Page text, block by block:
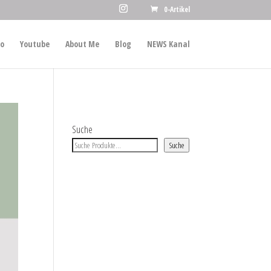
0-Artikel
Youtube About Me Blog NEWS Kanal
Suche
Suche